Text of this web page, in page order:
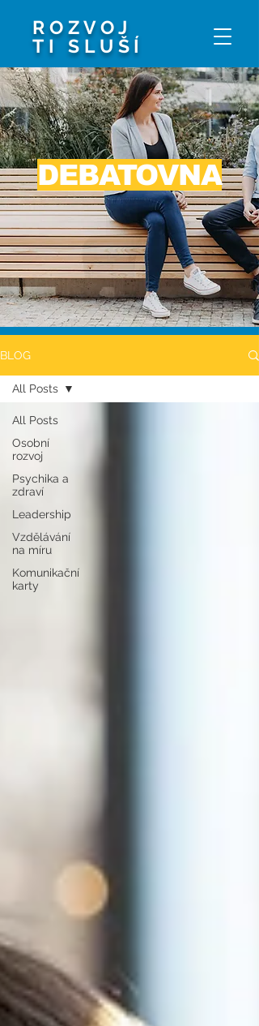
ROZVOJ
TI SLUŠÍ
DEBATOVNA
BLOG
All Posts
Osobní
rozvoj
Psychika a
zdraví
Leadership
Vzdělávání
na míru
Komunikační
karty
All Posts